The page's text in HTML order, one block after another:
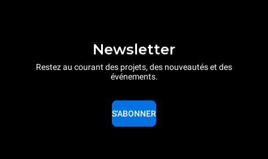
Newsletter
Restez au courant des projets, des nouveautés et des
événements.
S'ABONNER